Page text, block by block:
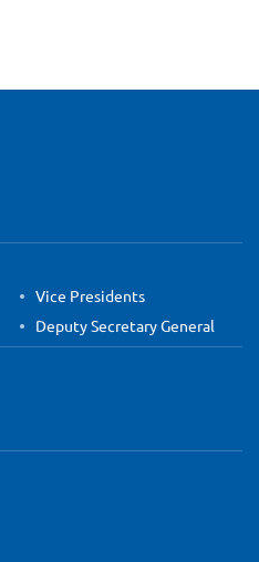
information
Vice Presidents
Deputy Secretary General